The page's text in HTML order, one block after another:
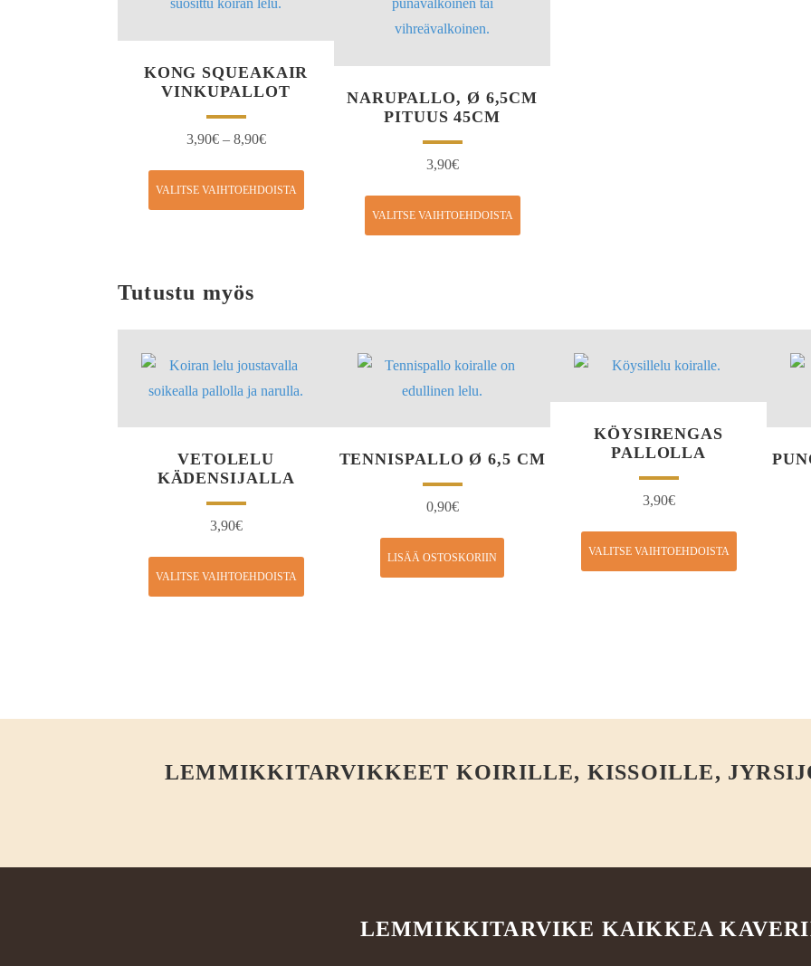
KONG SQUEAKAIR
VINKUPALLOT
3,90€ – 8,90€
VALITSE VAIHTOEHDOISTA
NARUPALLO, Ø 6,5CM
PITUUS 45CM
3,90€
VALITSE VAIHTOEHDOISTA
Tutustu myös
VETOLELU
KÄDENSIJALLA
3,90€
VALITSE VAIHTOEHDOISTA
TENNISPALLO Ø 6,5 CM
0,90€
LISÄÄ OSTOSKORIIN
KÖYSIRENGAS
PALLOLLA
3,90€
VALITSE VAIHTOEHDOISTA
LEMMIKKITARVIKKEET KOIRILLE, KISSOILLE,
LEMMIKKITARVIKE KAIKKEA